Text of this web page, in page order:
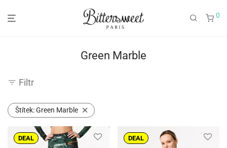
0
Green Marble
Filtr
Štítek:Green Marble
DEAL DEAL